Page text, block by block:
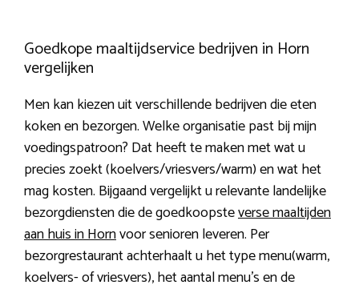
Goedkope maaltijdservice bedrijven in Horn
vergelijken
Men kan kiezen uit verschillende bedrijven die eten
koken en bezorgen. Welke organisatie past bij mijn
voedingspatroon? Dat heeft te maken met wat u
precies zoekt (koelvers/vriesvers/warm) en wat het
mag kosten. Bijgaand vergelijkt u relevante landelijke
bezorgdiensten die de goedkoopsteverse maaltijden
aan huis in Hornvoor senioren leveren. Per
bezorgrestaurant achterhaalt u het type menu(warm,
koelvers- of vriesvers), het aantal menu’s en de